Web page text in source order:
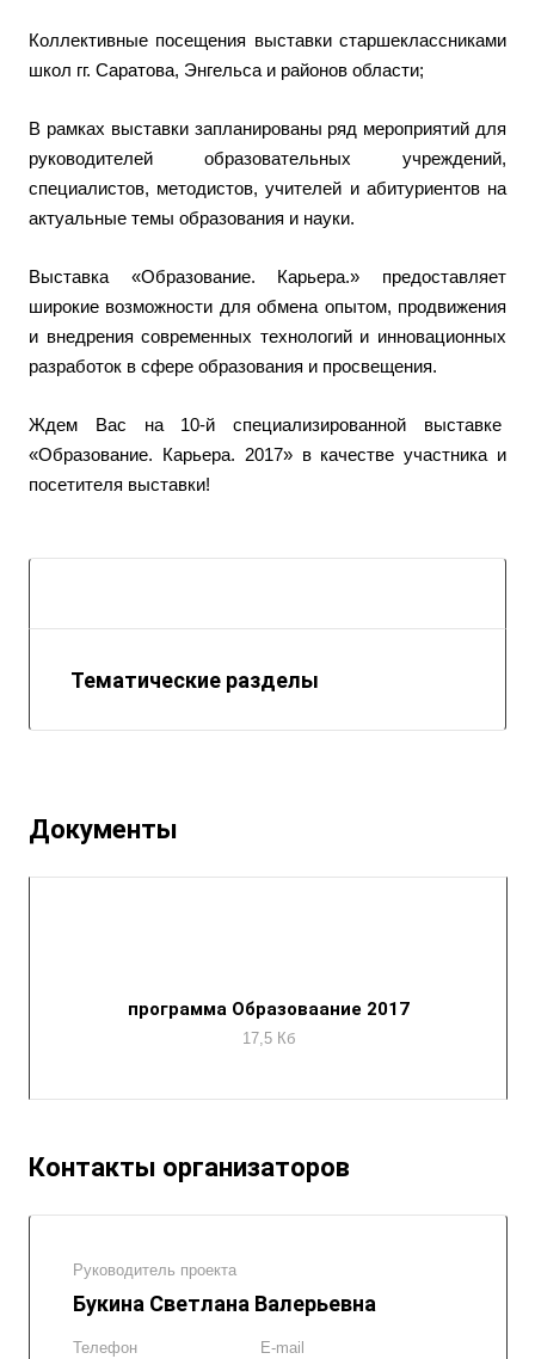
Коллективные посещения выставки старшеклассниками
школ гг. Саратова, Энгельса и районов области;
В рамках выставки запланированы ряд мероприятий для
руководителей образовательных учреждений,
специалистов, методистов, учителей и абитуриентов на
актуальные темы образования и науки.
Выставка «Образование. Карьера.» предоставляет
широкие возможности для обмена опытом, продвижения
и внедрения современных технологий и инновационных
разработок в сфере образования и просвещения.
Ждем Вас на 10-й специализированной выставке
«Образование. Карьера. 2017» в качестве участника и
посетителя выставки!
Тематические разделы
Документы
программа Образоваание 2017
17,5 Кб
Контакты организаторов
Руководитель проекта
Букина Светлана Валерьевна
Телефон E-mail